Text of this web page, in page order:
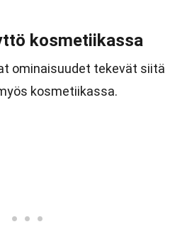
kosmetiikassa
ominaisuudet tekevät siitä
kosmetiikassa.